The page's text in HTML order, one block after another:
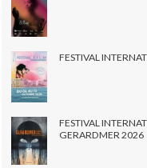
FESTIVAL
FESTIVAL
GERARDMER 2026